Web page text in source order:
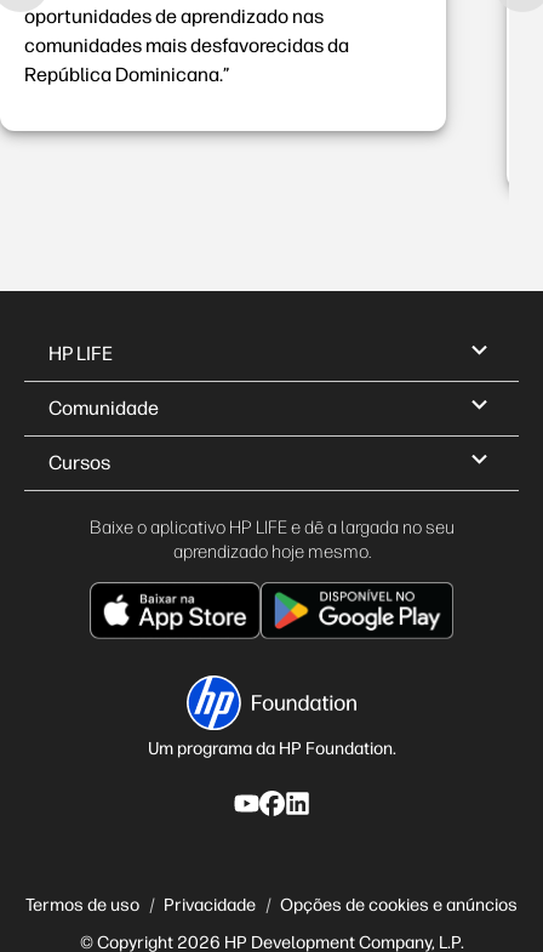
oportunidades de aprendizado nas
comunidades mais desfavorecidas da
República Dominicana.”
HP LIFE
Comunidade
Cursos
Baixe o aplicativo HP LIFE e dê a largada no seu
aprendizado hoje mesmo.
Um programa da HP Foundation.
Termos de uso Privacidade
Opções de cookies e anúncios
© Copyright 2026 HP Development Company, L.P.